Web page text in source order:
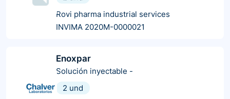
Rovi pharma industrial services
INVIMA 2020M-0000021
Enoxpar
Solución inyectable -
2 und